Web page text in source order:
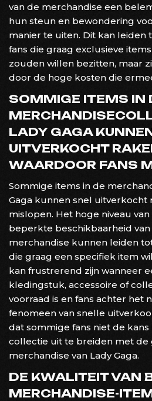
van de merchandise een
hun steun en bewondering
manier te uiten. Dit kan
fans die graag exclusieve
zouden willen bezitten, maar
door de hoge kosten die
SOMMIGE ITEMS IN
LADY GAGA
UITVERKOCHT
WAARDOOR FANS
Sommige items in de
Gaga kunnen snel uitverkocht
mislopen. Het hoge niveau
beperkte beschikbaarheid
merchandise kunnen leiden
die graag een specifiek item
kan frustrerend zijn wanneer
kledingstuk, accessoire of
voorraad is en fans achter het
fenomeen van snelle
dat sommige fans niet de
collectie uit te breiden met de
merchandise van Lady Gaga.
DE KWALITEIT VAN
MERCHANDISE-